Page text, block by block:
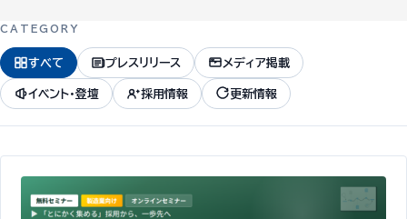
CATEGORY
すべて プレスリリース メディア掲載
イベント・登壇 採用情報 更新情報